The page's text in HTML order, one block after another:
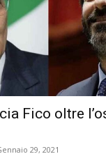
Fico oltre
29, 2021